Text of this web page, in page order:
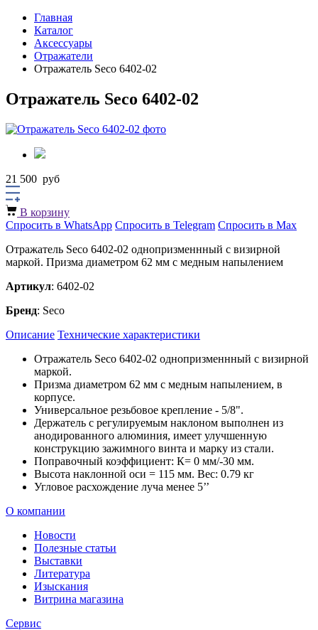
Главная
Каталог
Аксессуары
Отражатели
Отражатель Seco 6402-02
Отражатель Seco 6402-02
21 500 руб
В корзину
Спросить в WhatsApp Спросить в Telegram Спросить в Max
Отражатель Seco 6402-02 однопризменнный с визирной
маркой. Призма диаметром 62 мм с медным напылением
Артикул: 6402-02
Бренд: Seco
Описание Технические характеристики
Отражатель Seco 6402-02 однопризменнный с визирной
маркой.
Призма диаметром 62 мм с медным напылением, в
корпусе.
Универсальное резьбовое крепление - 5/8".
Держатель с регулируемым наклоном выполнен из
анодированного алюминия, имеет улучшенную
конструкцию зажимного винта и марку из стали.
Поправочный коэффициент: К= 0 мм/-30 мм.
Высота наклонной оси = 115 мм. Вес: 0.79 кг
Угловое расхождение луча менее 5’’
О компании
Новости
Полезные статьи
Выставки
Литература
Изыскания
Витрина магазина
Сервис